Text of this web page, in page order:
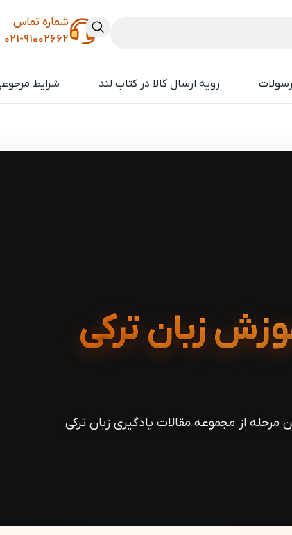
شماره تماس
021-91002662
رویه ارسال کالا در کتاب لند شرایط
زبان ترکی
مرحله از مجموعه مقالات یادگیری زبان ترکی